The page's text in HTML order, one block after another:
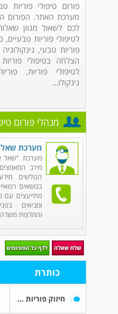
פורום טיפולי פוריות
מערכת האתר. הפורום
לכם לשאול מגוון
לטיפולי פוריות טבעיים,
פוריות טבעי,
הצלחה בטיפולי
לטיפולי פוריות,
גינקולו...
מנהלי פורום
מערכת
מערכת "שאל
מירב
הגולשים
בנושאים
מתייעצים עם
ומביאים
והמלצות
כותרת
חיזוק פוריות של הגבר